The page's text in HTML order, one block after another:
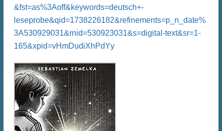
&fst=as%3Aoff&keywords=deutsch+-
leseprobe&qid=1738226182&refinements=p_n_date%
3A530929031&rnid=530923031&s=digital-text&sr=1-
165&xpid=vHmDudiXhPdYy